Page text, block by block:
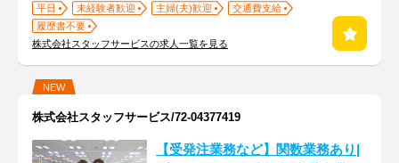
平日 未経験者歓迎 主婦(夫)歓迎
交通費支給
履歴書不要
株式会社スタッフサービスの求人一覧を見る
NEW
株式会社スタッフサービス/72-04377419
【受発注業務など】関数業務あり|